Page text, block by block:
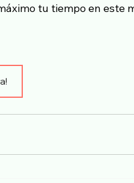
tu tiempo en este